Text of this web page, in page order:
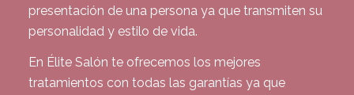
presentación de una persona ya que transmiten su
personalidad y estilo de vida.
En Élite Salón te ofrecemos los mejores
tratamientos con todas las garantías ya que